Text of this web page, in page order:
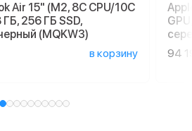
Air 15" (M2, 8C CPU/10C
256 ГБ SSD,
(MQKW3)
в корзину
94